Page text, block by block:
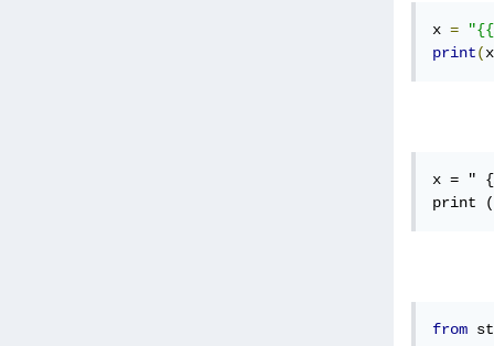
x =
print(x
x = "
print
from